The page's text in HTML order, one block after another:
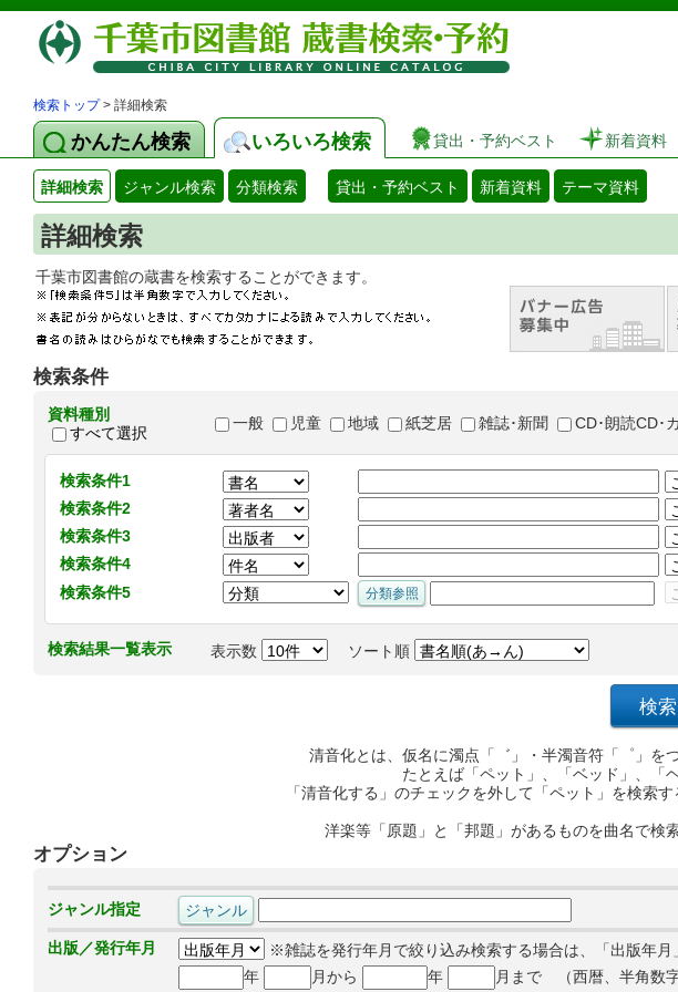
図書館 蔵書検索・
検索トップ> 詳細検索
かんたん検索 いろいろ検索 貸出・予約ベスト 新着資料
詳細検索 ジャンル検索 分類検索 貸出・予約ベスト 新着資料 テーマ資料
詳細検索
千葉市図書館の蔵書を検索することができます。 広告(バナー広
検索条件
資料種別
すべて選択
一般 児童 地域 紙芝居 雑誌･新聞 CD･朗読CD･
検索条件1
検索条件2
検索条件3
検索条件4
検索条件5
検索結果一覧表示 表示数 ソート順
清音化とは、仮名に濁点「゛」・半濁音符「゜」を
たとえば「ペット」、「ベッド」、「
「清音化する」のチェックを外して「ペット」を検索
洋楽等「原題」と「邦題」があるものを曲名で検
オプション
ジャンル指定
出版／発行年月
※雑誌を発行年月で絞り込み検索する場合は、「出版年月
年
月から 年 月まで （西暦、半角数字